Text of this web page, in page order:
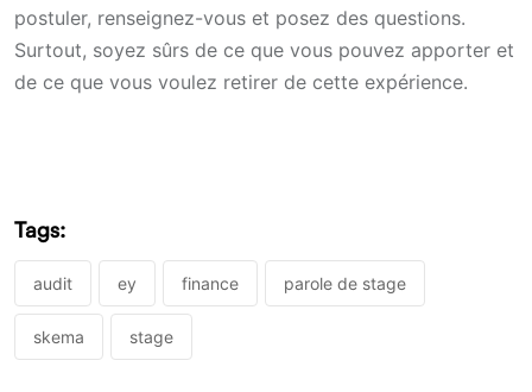
postuler, renseignez-vous et posez des questions.
Surtout, soyez sûrs de ce que vous pouvez apporter et
de ce que vous voulez retirer de cette expérience.
Tags:
audit ey finance parole de stage
skema stage